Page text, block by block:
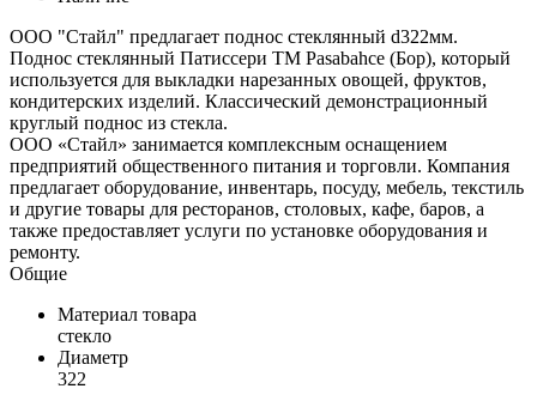
ООО "Стайл" предлагает поднос стеклянный d322мм.
Поднос стеклянный Патиссери ТМ Pasabahce (Бор), который
используется для выкладки нарезанных овощей, фруктов,
кондитерских изделий. Классический демонстрационный
круглый поднос из стекла.
ООО «Стайл» занимается комплексным оснащением
предприятий общественного питания и торговли. Компания
предлагает оборудование, инвентарь, посуду, мебель, текстиль
и другие товары для ресторанов, столовых, кафе, баров, а
также предоставляет услуги по установке оборудования и
ремонту.
Общие
Материал товара
стекло
Диаметр
322